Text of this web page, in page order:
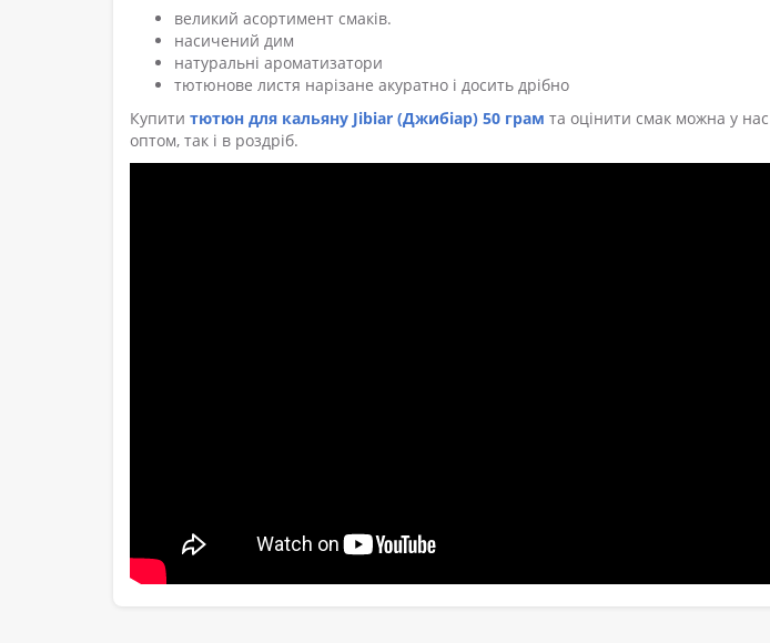
великий асортимент смаків.
насичений дим
натуральні ароматизатори
тютюнове листя нарізане акуратно і досить дрібно
Купити тютюн для кальяну Jibiar (Джибіар) 50 грам та оцінити смак можна у
оптом, так і в роздріб.